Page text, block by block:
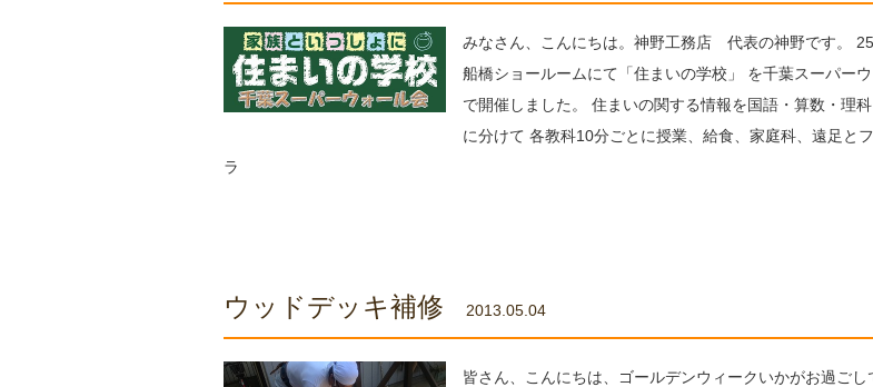
みなさん、こんにちは。神野工務店 代表の神野です。
船橋ショールームにて「住まいの学校」 を千葉スーパー
で開催しました。 住まいの関する情報を国語・算数・理
に分けて 各教科10分ごとに授業、給食、家庭科、遠足と
ラ
ウッドデッキ補修 2013.05.04
皆さん、こんにちは、ゴールデンウィークいかがお過ご